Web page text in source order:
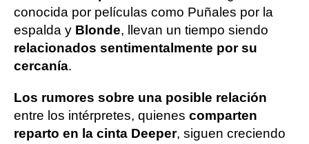
conocida por películas como Puñales por la
espalda y Blonde, llevan un tiempo siendo
relacionados sentimentalmente por su
cercanía.
Los rumores sobre una posible relación
entre los intérpretes, quienes comparten
reparto en la cinta Deeper, siguen creciendo